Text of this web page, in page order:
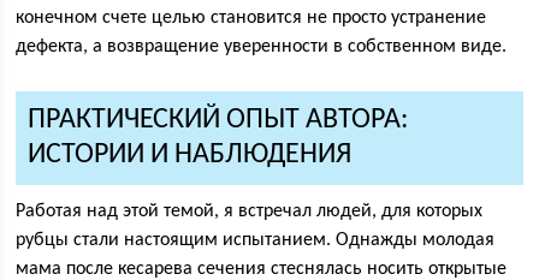
конечном счете целью становится не просто устранение
дефекта, а возвращение уверенности в собственном виде.
ПРАКТИЧЕСКИЙ ОПЫТ АВТОРА:
ИСТОРИИ И НАБЛЮДЕНИЯ
Работая над этой темой, я встречал людей, для которых
рубцы стали настоящим испытанием. Однажды молодая
мама после кесарева сечения стеснялась носить открытые